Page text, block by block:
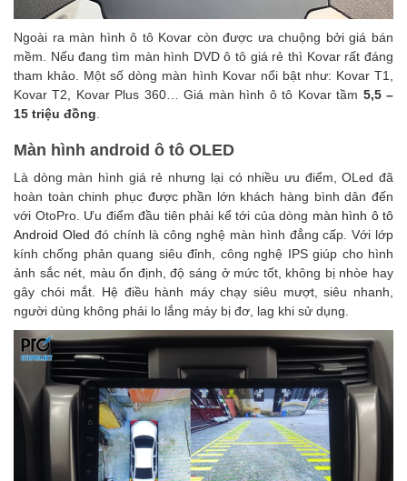
Ngoài ra màn hình ô tô Kovar còn được ưa chuộng bởi giá bán
mềm. Nếu đang tìm màn hình DVD ô tô giá rẻ thì Kovar rất đáng
tham khảo. Một số dòng màn hình Kovar nổi bật như: Kovar T1,
Kovar T2, Kovar Plus 360…Giá màn hình ô tô Kovar tầm 5,5 –
15 triệu đồng.
Màn hình android ô tô OLED
Là dòng màn hình giá rẻ nhưng lại có nhiều ưu điểm, OLed đã
hoàn toàn chinh phục được phần lớn khách hàng bình dân đến
với OtoPro. Ưu điểm đầu tiên phải kể tới của dòng màn hình ô tô
Android Oled đó chính là công nghệ màn hình đẳng cấp. Với lớp
kính chống phản quang siêu đỉnh, công nghệ IPS giúp cho hình
ảnh sắc nét, màu ổn định, độ sáng ở mức tốt, không bị nhòe hay
gây chói mắt. Hệ điều hành máy chạy siêu mượt, siêu nhanh,
người dùng không phải lo lắng máy bị đơ, lag khi sử dụng.